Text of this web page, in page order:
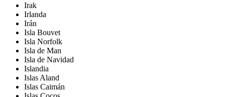
Irak
Irlanda
Irán
Isla Bouvet
Isla Norfolk
Isla de Man
Isla de Navidad
Islandia
Islas Aland
Islas Caimán